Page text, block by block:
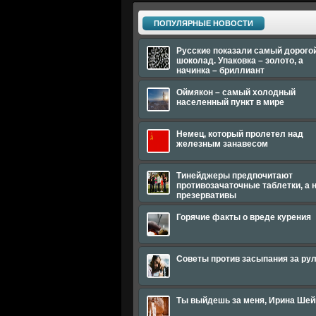
ПОПУЛЯРНЫЕ НОВОСТИ
Русские показали самый
шоколад. Упаковка – золото, а
начинка – бриллиант
Оймякон – самый холодный
населенный пункт в мире
Немец, который пролетел над
железным занавесом
Тинейджеры предпочитают
противозачаточные таблетки, а
презервативы
Горячие факты о вреде курения
Советы против засыпания за
Ты выйдешь за меня, Ирина